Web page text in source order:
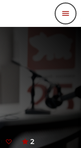
menu
2